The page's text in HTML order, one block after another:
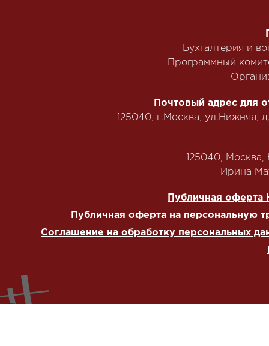
Бухгалтерия и
Программный
Почтовый адрес для
125040, г.Москва, ул.Нижняя,
125040,
‭Ирина
Публичная оферта
Публичная оферта на персональную
Соглашение на обработку персональных